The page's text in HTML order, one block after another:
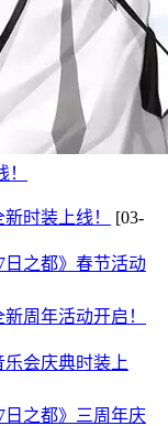
时装上线！
[03-
日之都》春节活动
周年活动开启！
会庆典时装上
日之都》三周年庆